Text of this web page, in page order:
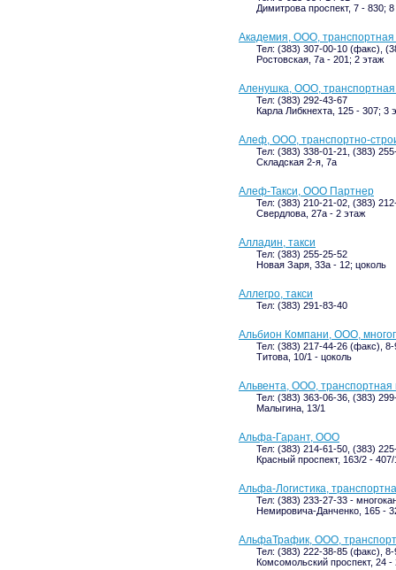
Димитрова проспект, 7 - 830;
Академия, ООО, транспортная
Тел: (383) 307-00-10 (факс),
Ростовская, 7а - 201; 2 этаж
Аленушка, ООО,
Тел: (383) 292-43-67
Карла Либкнехта, 125 - 307; 3
Алеф, ООО, транспортно-
Тел: (383) 338-01-21, (383)
Складская 2-я, 7а
Алеф-Такси, ООО Партнер
Тел: (383) 210-21-02, (383)
Свердлова, 27а - 2 этаж
Алладин, такси
Тел: (383) 255-25-52
Новая Заря, 33а - 12; цоколь
Аллегро, такси
Тел: (383) 291-83-40
Альбион Компани, ООО,
Тел: (383) 217-44-26 (факс),
Титова, 10/1 - цоколь
Альвента, ООО, транспортная
Тел: (383) 363-06-36, (383)
Малыгина, 13/1
Альфа-Гарант, ООО
Тел: (383) 214-61-50, (383)
Красный проспект, 163/2 -
Альфа-Логистика,
Тел: (383) 233-27-33 -
Немировича-Данченко, 165 -
АльфаТрафик, ООО,
Тел: (383) 222-38-85 (факс),
Комсомольский проспект, 24 -